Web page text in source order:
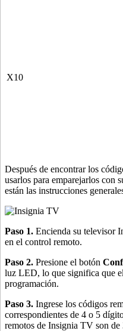
X10
Después de encontrar los
usarlos para emparejarlos con
están las instrucciones
Paso 1. Encienda su televisor
en el control remoto.
Paso 2. Presione el botón
luz LED, lo que significa que
programación.
Paso 3. Ingrese los códigos
correspondientes de 4 o 5
remotos de Insignia TV son